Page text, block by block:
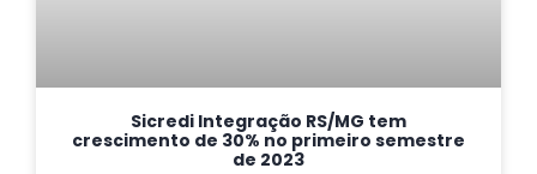
Sicredi Integração RS/MG tem
crescimento de 30% no primeiro semestre
de 2023